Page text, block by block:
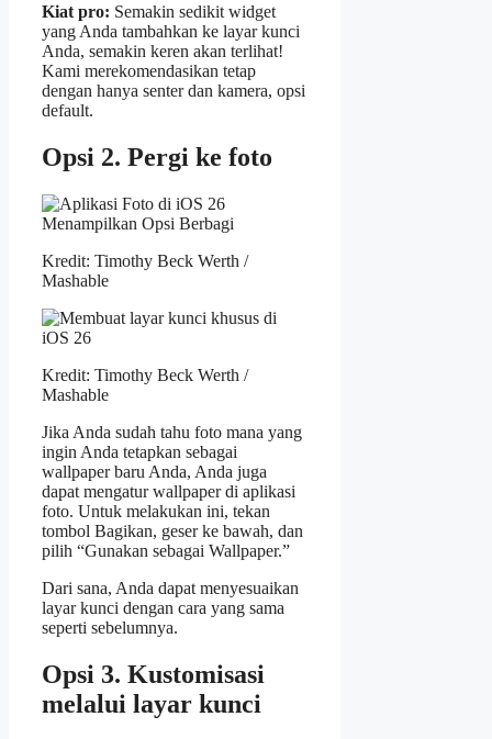
Kiat pro: Semakin sedikit widget
yang Anda tambahkan ke layar kunci
Anda, semakin keren akan terlihat!
Kami merekomendasikan tetap
dengan hanya senter dan kamera, opsi
default.
Opsi 2. Pergi ke foto
Kredit: Timothy Beck Werth /
Mashable
Kredit: Timothy Beck Werth /
Mashable
Jika Anda sudah tahu foto mana yang
ingin Anda tetapkan sebagai
wallpaper baru Anda, Anda juga
dapat mengatur wallpaper di aplikasi
foto. Untuk melakukan ini, tekan
tombol Bagikan, geser ke bawah, dan
pilih “Gunakan sebagai Wallpaper.”
Dari sana, Anda dapat menyesuaikan
layar kunci dengan cara yang sama
seperti sebelumnya.
Opsi 3. Kustomisasi
melalui layar kunci